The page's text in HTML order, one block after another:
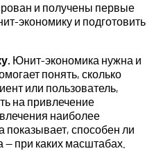
и получены первые
экономику и подготовить
Юнит-экономика нужна и
понять, сколько
или пользователь,
на привлечение
наиболее
способен ли
— при каких масштабах.